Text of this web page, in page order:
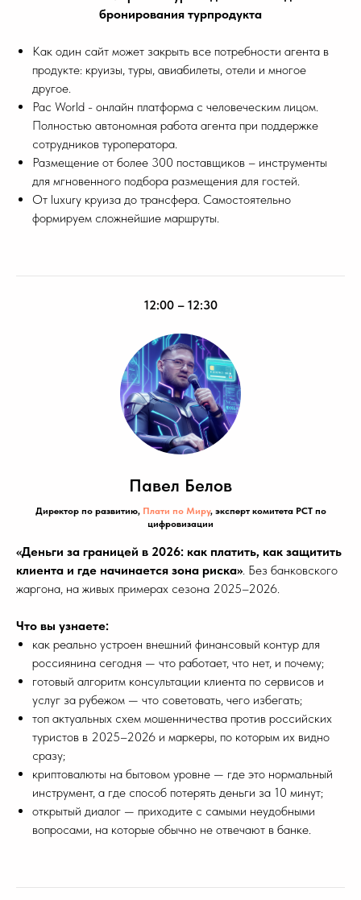
бронирования турпродукта
Как один сайт может закрыть все потребности агента в
продукте: круизы, туры, авиабилеты, отели и многое
другое.
Pac World - онлайн платформа с человеческим лицом.
Полностью автономная работа агента при поддержке
сотрудников туроператора.
Размещение от более 300 поставщиков – инструменты
для мгновенного подбора размещения для гостей.
От luxury круиза до трансфера. Самостоятельно
формируем сложнейшие маршруты.
12:00 – 12:30
Павел Белов
Директор по развитию, Плати по Миру, эксперт комитета РСТ по
цифровизации
«Деньги за границей в 2026: как платить, как защитить
клиента и где начинается зона риска» . Без банковского
жаргона, на живых примерах сезона 2025–2026.
Что вы узнаете:
как реально устроен внешний финансовый контур для
россиянина сегодня — что работает, что нет, и почему;
готовый алгоритм консультации клиента по сервисов и
услуг за рубежом — что советовать, чего избегать;
топ актуальных схем мошенничества против российских
туристов в 2025–2026 и маркеры, по которым их видно
сразу;
криптовалюты на бытовом уровне — где это нормальный
инструмент, а где способ потерять деньги за 10 минут;
открытый диалог — приходите с самыми неудобными
вопросами, на которые обычно не отвечают в банке.